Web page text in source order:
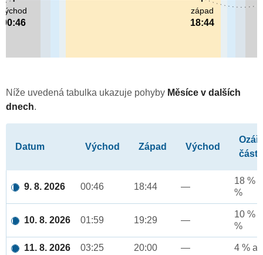
východ
00:46
západ
18:44
Níže uvedená tabulka ukazuje pohyby Měsíce v dalších
dnech.
Datum Východ Západ Východ
část
9. 8. 2026 00:46 18:44 —
18 %
%
10. 8. 2026 01:59 19:29 —
10 %
%
11. 8. 2026 03:25 20:00 — 4 %